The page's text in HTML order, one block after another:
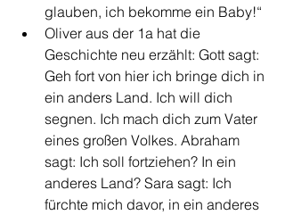
glauben, ich bekomme ein Baby!“
Oliver aus der 1a hat die
Geschichte neu erzählt: Gott sagt:
Geh fort von hier ich bringe dich in
ein anders Land. Ich will dich
segnen. Ich mach dich zum Vater
eines großen Volkes. Abraham
sagt: Ich soll fortziehen? In ein
anderes Land? Sara sagt: Ich
fürchte mich davor, in ein anderes